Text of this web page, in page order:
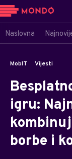
Naslovna
MobIT Vijesti
igru:
borbe i